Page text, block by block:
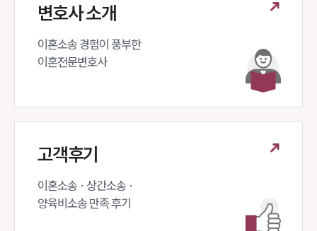
변호사 소개
이혼소송 경험이 풍부한
이혼전문변호사
고객후기
이혼소송 · 상간소송 ·
양육비소송 만족 후기